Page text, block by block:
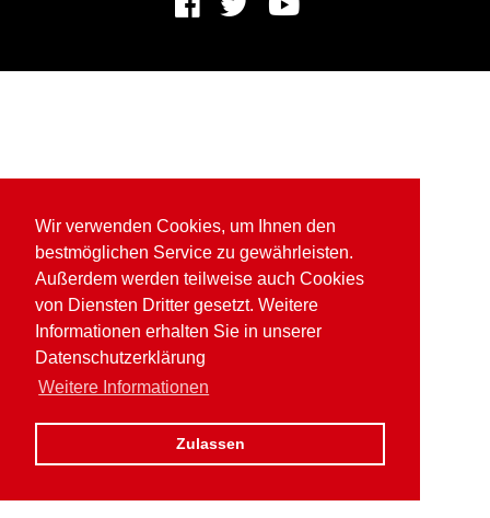
Wir verwenden Cookies, um Ihnen den
bestmöglichen Service zu gewährleisten.
Außerdem werden teilweise auch Cookies
von Diensten Dritter gesetzt. Weitere
Informationen erhalten Sie in unserer
Datenschutzerklärung
Weitere Informationen
Zulassen